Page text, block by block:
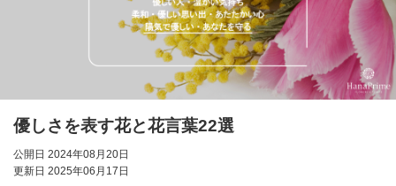
優しさを表す花と花言葉22選
公開日 2024年08月20日
更新日 2025年06月17日